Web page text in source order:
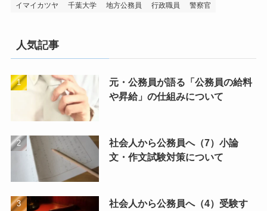
イマイカツヤ 千葉大学 地方公務員 行政職員 警察官
人気記事
元・公務員が語る「公務員の給料
や昇給」の仕組みについて
社会人から公務員へ（7）小論
文・作文試験対策について
社会人から公務員へ（4）受験す